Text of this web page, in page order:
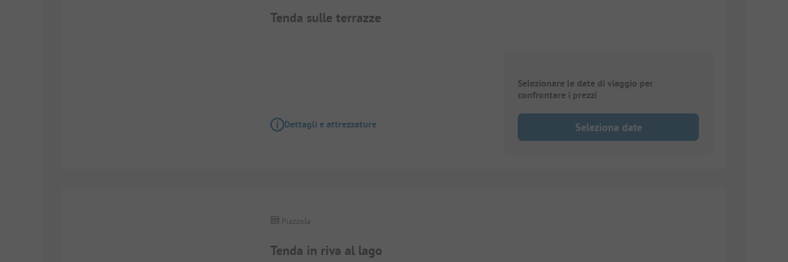
Tenda sulle terrazze
Dettagli e attrezzature
Selezionare le date di viaggio per
confrontare i prezzi
Seleziona date
Tenda in riva al lago
Piazzola